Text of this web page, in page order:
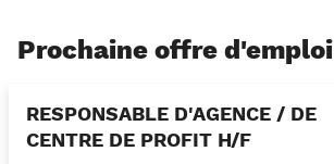
Prochaine offre d'emploi
RESPONSABLE D'AGENCE / DE
CENTRE DE PROFIT H/F